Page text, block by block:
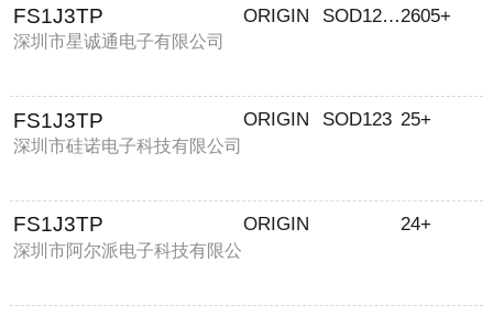
FS1J3TP
深圳市星诚通电子有限公司
ORIGIN SOD12062605+
FS1J3TP
深圳市硅诺电子科技有限公司
ORIGIN SOD123 25+
FS1J3TP
深圳市阿尔派电子科技有限公
ORIGIN 24+